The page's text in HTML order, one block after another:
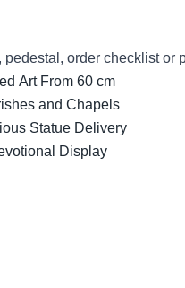
order checklist or
Art From 60 cm
and Chapels
Statue Delivery
Display